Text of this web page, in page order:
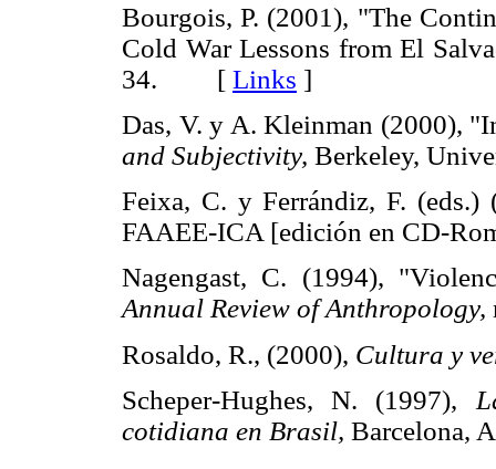
Bourgois, P. (2001), "The
Cold War Lessons from El
34. [ Links ]
Das, V. y A. Kleinman (2000),
and Subjectivity, Berkeley,
Feixa, C. y Ferrándiz, F.
FAAEE-ICA [edición en
Nagengast, C. (1994),
Annual Review of Anthropology,
Rosaldo, R., (2000), Cultura y
Scheper-Hughes, N. (1997),
cotidiana en Brasil,